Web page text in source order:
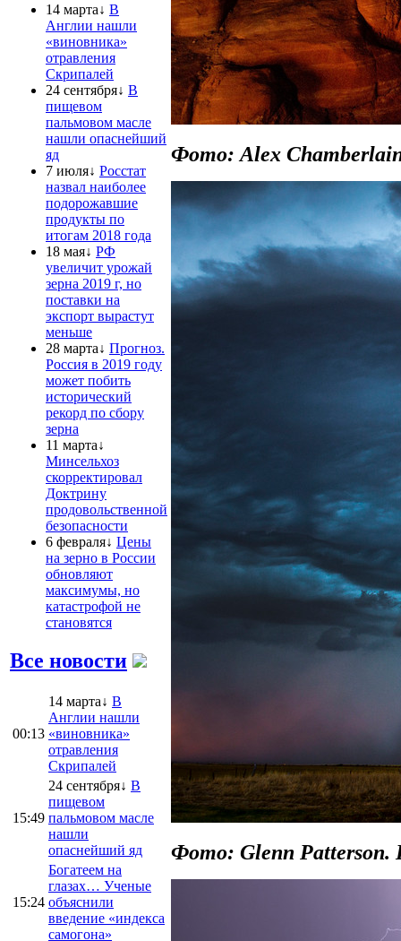
14 марта↓ В
Англии нашли
«виновника»
отравления
Скрипалей
24 сентября↓ В
пищевом
пальмовом масле
нашли опаснейший
яд
7 июля↓ Росстат
назвал наиболее
подорожавшие
продукты по
итогам 2018 года
18 мая↓ РФ
увеличит урожай
зерна 2019 г, но
поставки на
экспорт вырастут
меньше
28 марта↓ Прогноз.
Россия в 2019 году
может побить
исторический
рекорд по сбору
зерна
11 марта↓
Минсельхоз
скорректировал
Доктрину
продовольственной
безопасности
6 февраля↓ Цены
на зерно в России
обновляют
максимумы, но
катастрофой не
становятся
Все новости
00:13
14 марта↓ В
Англии нашли
«виновника»
отравления
Скрипалей
15:49
24 сентября↓ В
пищевом
пальмовом масле
нашли
опаснейший яд
15:24
Богатеем на
глазах… Ученые
объяснили
введение «индекса
самогона»
Фото: Alex
Фото: Glenn